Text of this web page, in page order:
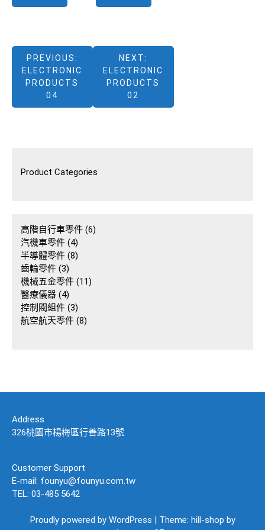
章
導
PREVIOUS:
ELECTRONIC
PRODUCTS
04
NEXT:
ELECTRONIC
PRODUCTS
02
Product Categories
高階自行車零件 66
汽機車零件 44
個
品
半導體零件 88
產
齒輪零件 33
個
產
品
機械五金零件 1111
醫療儀器 44
個
產
控制閥組件 33
個
航空航天零件 88
Address
326桃園市楊梅區行善路13號
Customer Support
E-mail: founyu@founyu.com.tw
TEL: 03-485 5642
Proudly powered by WordPress | Theme: hill-shop by